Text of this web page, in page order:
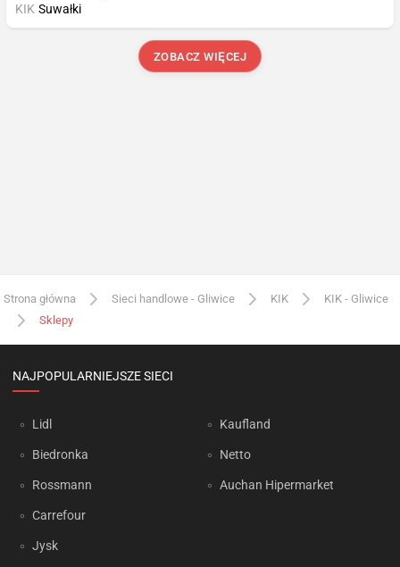
KIK Suwałki
ZOBACZ WIĘCEJ
Strona główna Sieci handlowe - Gliwice KIK
KIK - Gliwice
Sklepy
NAJPOPULARNIEJSZE SIECI
Lidl
Biedronka
Rossmann
Carrefour
Jysk
Kaufland
Netto
Auchan Hipermarket